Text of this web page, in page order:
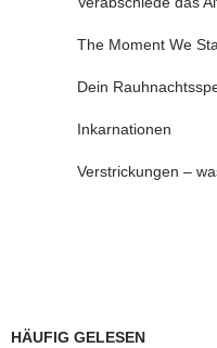
The Moment We
Dein
Inkarnationen
Verstrickungen –
HÄUFIG GELESEN